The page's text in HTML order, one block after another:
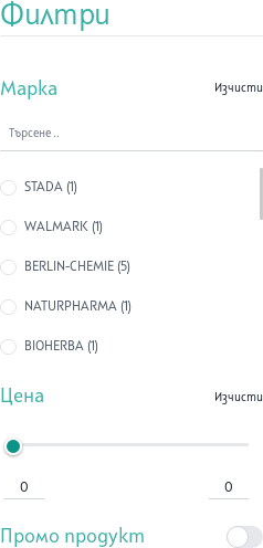
Филтри
Марка Изчисти
STADA (1)
WALMARK (1)
BERLIN-CHEMIE (5)
NATURPHARMA (1)
BIOHERBA (1)
Цена Изчисти
Промо продукт